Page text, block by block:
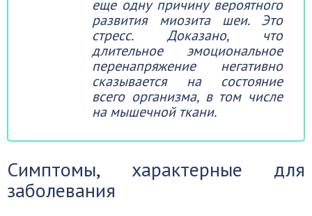
еще одну причину вероятного
развития миозита шеи. Это
стресс. Доказано, что
длительное эмоциональное
перенапряжение негативно
сказывается на состояние
всего организма, в том числе
на мышечной ткани.
Симптомы, характерные для
заболевания